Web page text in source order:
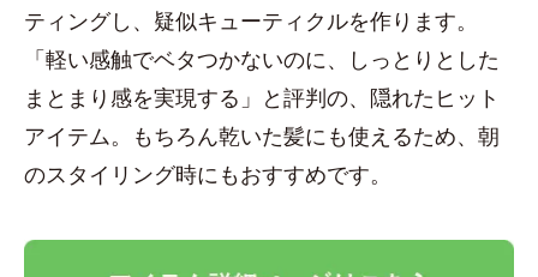
ティングし、疑似キューティクルを作ります。
「軽い感触でベタつかないのに、しっとりとした
まとまり感を実現する」と評判の、隠れたヒット
アイテム。もちろん乾いた髪にも使えるため、朝
のスタイリング時にもおすすめです。